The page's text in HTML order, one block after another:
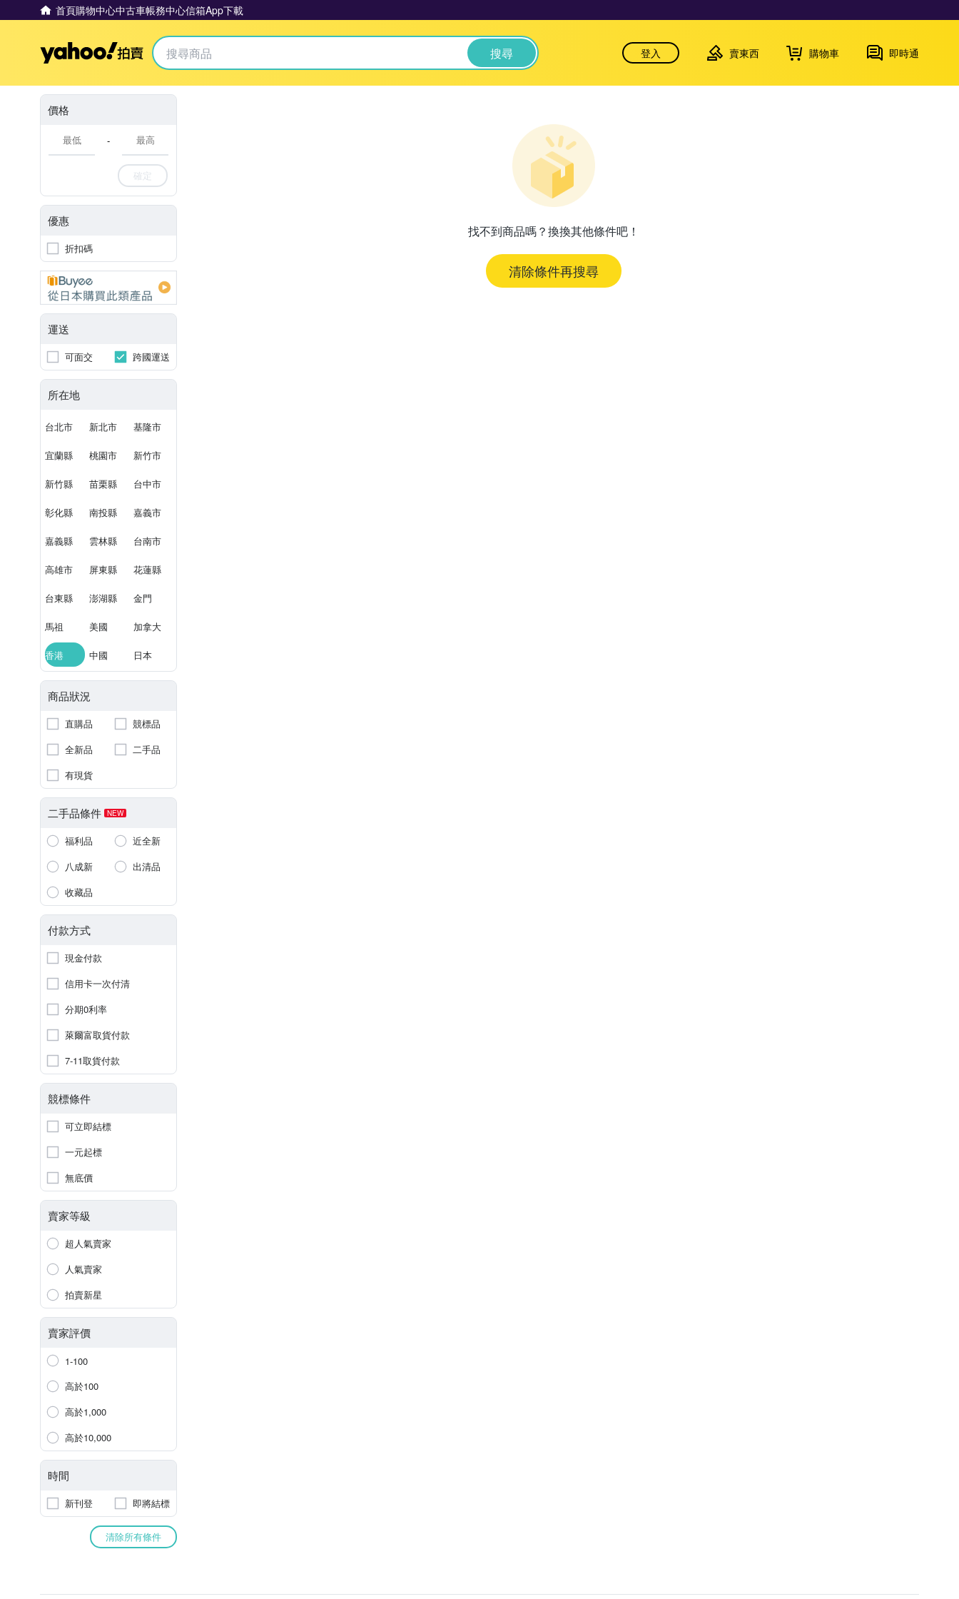
首頁購物中心中古車帳務中心信箱App下載
Yahoo拍賣 搜尋 登入 賣東西 購物車 即時通
價格
-
確定
優惠
折扣碼
運送
可面交 跨國運送
所在地
台北市 新北市 基隆市
宜蘭縣 桃園市 新竹市
新竹縣 苗栗縣 台中市
彰化縣 南投縣 嘉義市
嘉義縣 雲林縣 台南市
高雄市 屏東縣 花蓮縣
台東縣 澎湖縣 金門
馬祖 美國 加拿大
香港 中國 日本
商品狀況
直購品
競標品
全新品
二手品
有現貨
二手品條件 NEW
福利品
近全新
八成新
出清品
收藏品
付款方式
現金付款
信用卡一次付清
分期0利率
萊爾富取貨付款
7-11取貨付款
競標條件
可立即結標
一元起標
無底價
賣家等級
超人氣賣家
人氣賣家
拍賣新星
賣家評價
1-100
高於100
高於1,000
高於10,000
時間
新刊登 即將結標
清除所有條件
找不到商品嗎？換換其他條件吧！
清除條件再搜尋